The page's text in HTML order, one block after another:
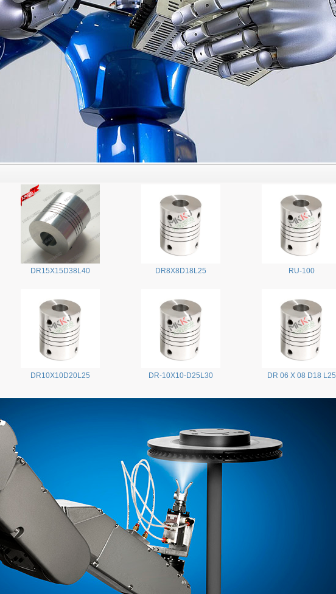
DR15X15D38L40 DR8X8D18L25 RU-100
DR10X10D20L25 DR-10X10-D25L30 DR 06 X 08 D18 L25